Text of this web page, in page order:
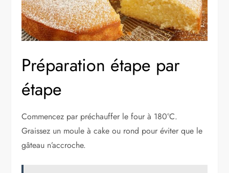
Préparation étape par
étape
Commencez par préchauffer le four à 180°C.
Graissez un moule à cake ou rond pour éviter que le
gâteau n’accroche.